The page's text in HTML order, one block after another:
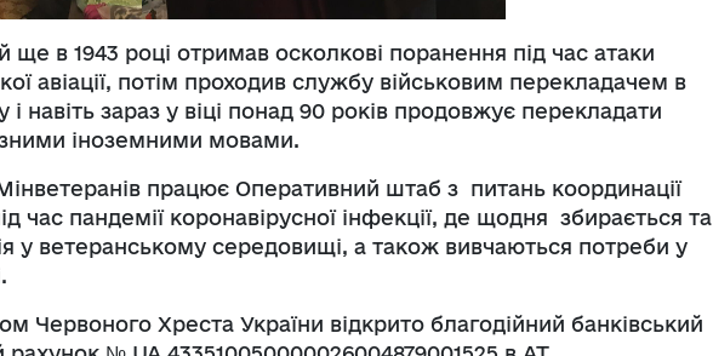
ще в 1943 році отримав осколкові поранення під час атаки
авіації, потім проходив службу військовим перекладачем в
і навіть зараз у віці понад 90 років продовжує перекладати
іноземними мовами.
працює Оперативний штаб з питань координації
час пандемії коронавірусної інфекції, де щодня збирається та
у ветеранському середовищі, а також вивчаються потреби у
Червоного Хреста України відкрито благодійний банківський